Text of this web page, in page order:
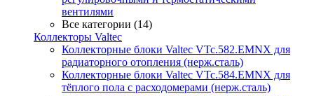
вентилями
Все категории (14)
Коллекторы Valtec
Коллекторные блоки Valtec VTc.582.EMNX для
радиаторного отопления (нерж.сталь)
Коллекторные блоки Valtec VTc.584.EMNX для
тёплого пола с расходомерами (нерж.сталь)